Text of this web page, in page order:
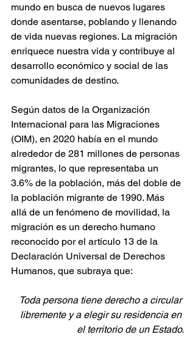
mundo en busca de nuevos lugares
donde asentarse, poblando y llenando
de vida nuevas regiones. La migración
enriquece nuestra vida y contribuye al
desarrollo económico y social de las
comunidades de destino.
Según datos de la Organización
Internacional para las Migraciones
(OIM), en 2020 había en el mundo
alrededor de 281 millones de personas
migrantes, lo que representaba un
3.6% de la población, más del doble de
la población migrante de 1990. Más
allá de un fenómeno de movilidad, la
migración es un derecho humano
reconocido por el artículo 13 de la
Declaración Universal de Derechos
Humanos, que subraya que:
Toda persona tiene derecho a circular
libremente y a elegir su residencia en
el territorio de un Estado.